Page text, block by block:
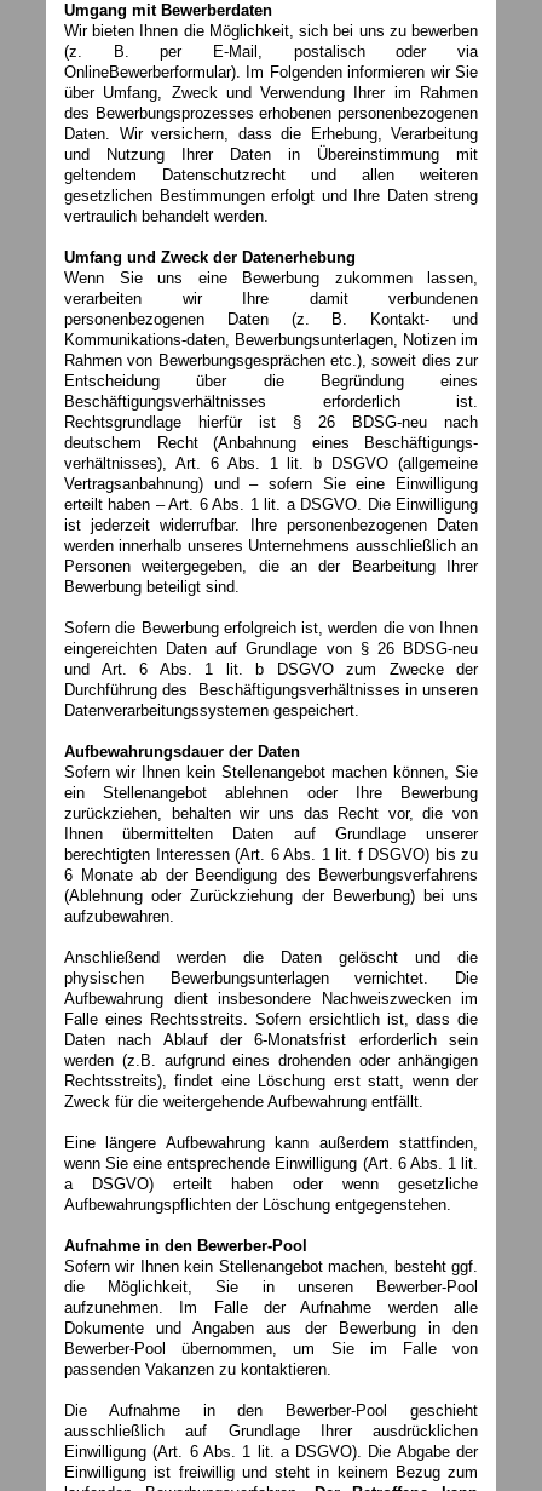
Umgang mit Bewerberdaten
Wir bieten Ihnen die Möglichkeit, sich bei uns zu bewerben
(z. B. per E-Mail, postalisch oder via
OnlineBewerberformular). Im Folgenden informieren wir Sie
über Umfang, Zweck und Verwendung Ihrer im Rahmen
des Bewerbungsprozesses erhobenen personenbezogenen
Daten. Wir versichern, dass die Erhebung, Verarbeitung
und Nutzung Ihrer Daten in Übereinstimmung mit
geltendem Datenschutzrecht und allen weiteren
gesetzlichen Bestimmungen erfolgt und Ihre Daten streng
vertraulich behandelt werden.
Umfang und Zweck der Datenerhebung
Wenn Sie uns eine Bewerbung zukommen lassen,
verarbeiten wir Ihre damit verbundenen
personenbezogenen Daten (z. B. Kontakt- und
Kommunikations-daten, Bewerbungsunterlagen, Notizen im
Rahmen von Bewerbungsgesprächen etc.), soweit dies zur
Entscheidung über die Begründung eines
Beschäftigungsverhältnisses erforderlich ist.
Rechtsgrundlage hierfür ist § 26 BDSG-neu nach
deutschem Recht (Anbahnung eines Beschäftigungs-
verhältnisses), Art. 6 Abs. 1 lit. b DSGVO (allgemeine
Vertragsanbahnung) und – sofern Sie eine Einwilligung
erteilt haben – Art. 6 Abs. 1 lit. a DSGVO. Die Einwilligung
ist jederzeit widerrufbar. Ihre personenbezogenen Daten
werden innerhalb unseres Unternehmens ausschließlich an
Personen weitergegeben, die an der Bearbeitung Ihrer
Bewerbung beteiligt sind.
Sofern die Bewerbung erfolgreich ist, werden die von Ihnen
eingereichten Daten auf Grundlage von § 26 BDSG-neu
und Art. 6 Abs. 1 lit. b DSGVO zum Zwecke der
Durchführung des Beschäftigungsverhältnisses in unseren
Datenverarbeitungssystemen gespeichert.
Aufbewahrungsdauer der Daten
Sofern wir Ihnen kein Stellenangebot machen können, Sie
ein Stellenangebot ablehnen oder Ihre Bewerbung
zurückziehen, behalten wir uns das Recht vor, die von
Ihnen übermittelten Daten auf Grundlage unserer
berechtigten Interessen (Art. 6 Abs. 1 lit. f DSGVO) bis zu
6 Monate ab der Beendigung des Bewerbungsverfahrens
(Ablehnung oder Zurückziehung der Bewerbung) bei uns
aufzubewahren.
Anschließend werden die Daten gelöscht und die
physischen Bewerbungsunterlagen vernichtet. Die
Aufbewahrung dient insbesondere Nachweiszwecken im
Falle eines Rechtsstreits. Sofern ersichtlich ist, dass die
Daten nach Ablauf der 6-Monatsfrist erforderlich sein
werden (z.B. aufgrund eines drohenden oder anhängigen
Rechtsstreits), findet eine Löschung erst statt, wenn der
Zweck für die weitergehende Aufbewahrung entfällt.
Eine längere Aufbewahrung kann außerdem stattfinden,
wenn Sie eine entsprechende Einwilligung (Art. 6 Abs. 1 lit.
a DSGVO) erteilt haben oder wenn gesetzliche
Aufbewahrungspflichten der Löschung entgegenstehen.
Aufnahme in den Bewerber-Pool
Sofern wir Ihnen kein Stellenangebot machen, besteht ggf.
die Möglichkeit, Sie in unseren Bewerber-Pool
aufzunehmen. Im Falle der Aufnahme werden alle
Dokumente und Angaben aus der Bewerbung in den
Bewerber-Pool übernommen, um Sie im Falle von
passenden Vakanzen zu kontaktieren.
Die Aufnahme in den Bewerber-Pool geschieht
ausschließlich auf Grundlage Ihrer ausdrücklichen
Einwilligung (Art. 6 Abs. 1 lit. a DSGVO). Die Abgabe der
Einwilligung ist freiwillig und steht in keinem Bezug zum